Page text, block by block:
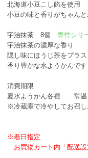
北海道小豆こし餡を使用
小豆の味と香りがちゃん
宇治抹茶 8個 青竹シリ
宇治抹茶の濃厚な香り
隠し味にほうじ茶をプラス
香り豊かな水ようかんです
消費期限
夏水ようかん各種 常温
※冷蔵庫で冷やしてお召
※着日指定
お買物カート内「配送